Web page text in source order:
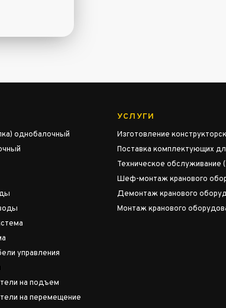
однобалочный
управления
на подъем
на перемещение
УСЛУГИ
Изготовление
Поставка комплектующих
Техническое обслуживание
Шеф-монтаж кранового
Демонтаж кранового
Монтаж кранового